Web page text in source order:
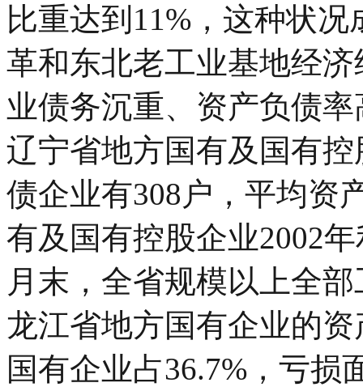
比重达到11%，这种状
革和东北老工业基地经
业债务沉重、资产负债
辽宁省地方国有及国有
债企业有308户，平均资
有及国有控股企业2002
月末，全省规模以上全
龙江省地方国有企业的
国有企业占36.7%，亏损